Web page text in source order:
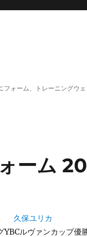
ォーム、トレーニングウ
ーム
YBCルヴァンカップ優